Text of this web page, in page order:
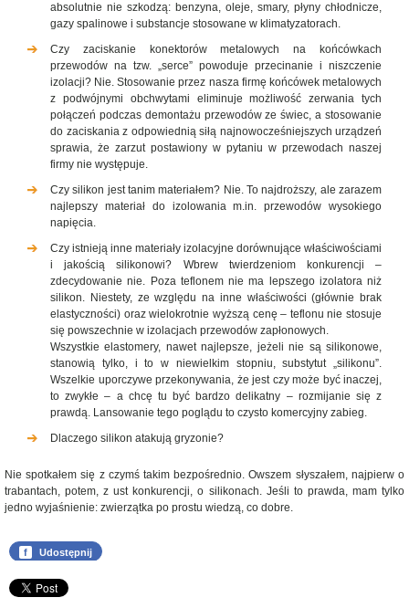
absolutnie nie szkodzą: benzyna, oleje, smary, płyny chłodnicze,
gazy spalinowe i substancje stosowane w klimatyzatorach.
Czy zaciskanie konektorów metalowych na końcówkach
przewodów na tzw. „serce” powoduje przecinanie i niszczenie
izolacji? Nie. Stosowanie przez nasza firmę końcówek metalowych
z podwójnymi obchwytami eliminuje możliwość zerwania tych
połączeń podczas demontażu przewodów ze świec, a stosowanie
do zaciskania z odpowiednią siłą najnowocześniejszych urządzeń
sprawia, że zarzut postawiony w pytaniu w przewodach naszej
firmy nie występuje.
Czy silikon jest tanim materiałem? Nie. To najdroższy, ale zarazem
najlepszy materiał do izolowania m.in. przewodów wysokiego
napięcia.
Czy istnieją inne materiały izolacyjne dorównujące właściwościami
i jakością silikonowi? Wbrew twierdzeniom konkurencji –
zdecydowanie nie. Poza teflonem nie ma lepszego izolatora niż
silikon. Niestety, ze względu na inne właściwości (głównie brak
elastyczności) oraz wielokrotnie wyższą cenę – teflonu nie stosuje
się powszechnie w izolacjach przewodów zapłonowych.
Wszystkie elastomery, nawet najlepsze, jeżeli nie są silikonowe,
stanowią tylko, i to w niewielkim stopniu, substytut „silikonu”.
Wszelkie uporczywe przekonywania, że jest czy może być inaczej,
to zwykłe – a chcę tu być bardzo delikatny – rozmijanie się z
prawdą. Lansowanie tego poglądu to czysto komercyjny zabieg.
Dlaczego silikon atakują gryzonie?
Nie spotkałem się z czymś takim bezpośrednio. Owszem słyszałem, najpierw o
trabantach, potem, z ust konkurencji, o silikonach. Jeśli to prawda, mam tylko
jedno wyjaśnienie: zwierzątka po prostu wiedzą, co dobre.
f Udostępnij